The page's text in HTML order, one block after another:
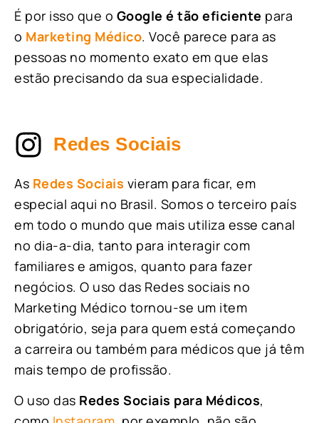
É por isso que o Google é tão eficiente para
o Marketing Médico. Você parece para as
pessoas no momento exato em que elas
estão precisando da sua especialidade.
Redes Sociais
As Redes Sociais vieram para ficar, em
especial aqui no Brasil. Somos o terceiro país
em todo o mundo que mais utiliza esse canal
no dia-a-dia, tanto para interagir com
familiares e amigos, quanto para fazer
negócios. O uso das Redes sociais no
Marketing Médico tornou-se um item
obrigatório, seja para quem está começando
a carreira ou também para médicos que já têm
mais tempo de profissão.
O uso das Redes Sociais para Médicos,